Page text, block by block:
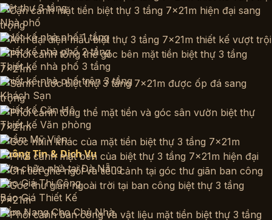
Biệt thự 3 tầng
Nhà phố
Thiết kế nhà phố 1 tầng
Thiết kế nhà phố 2 tầng
Thiết kế nhà phố 3 tầng
Thiết kế nhà phố trên 3 tầng
Khách Sạn
Thiết kế Căn Hộ
Thiết kế Văn phòng
Thẩm Mỹ Viện
Thông Tin & Dịch Vụ
Sửa chữa nhà tại Đà Nẵng
Báo Giá Thi Công
Báo Giá Thiết Kế
Cẩm Nang Cho Chủ Nhà